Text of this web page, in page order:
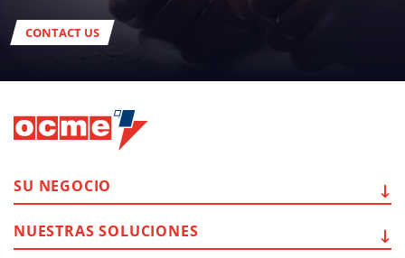
CONTACT US
SU NEGOCIO
NUESTRAS SOLUCIONES